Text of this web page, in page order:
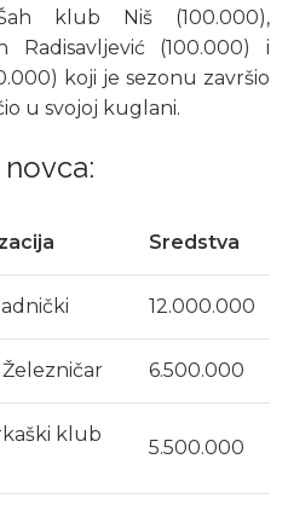
klub Niš (100.000),
Radisavljević (100.000) i
koji je sezonu završio
u svojoj kuglani.
Sredstva
12.000.000
6.500.000
klub
5.500.000